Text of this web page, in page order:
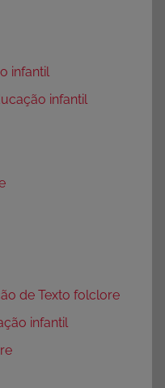
infantil
infantil
de Texto folclore
infantil